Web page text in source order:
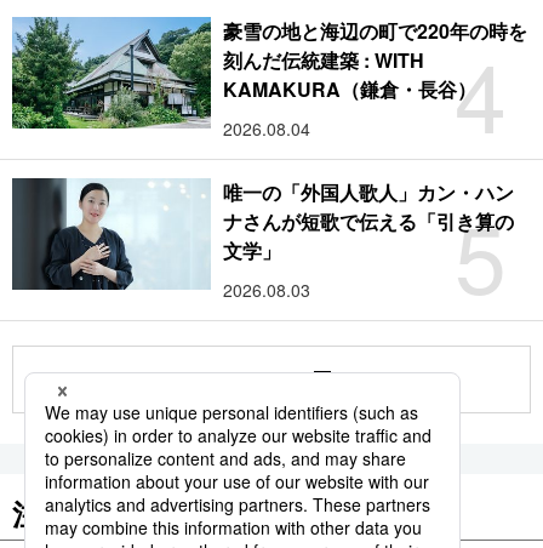
4
豪雪の地と海辺の町で220年の時を
刻んだ伝統建築 : WITH
KAMAKURA（鎌倉・長谷）
2026.08.04
5
唯一の「外国人歌人」カン・ハン
ナさんが短歌で伝える「引き算の
文学」
2026.08.03
もっと見る
注目のキーワード